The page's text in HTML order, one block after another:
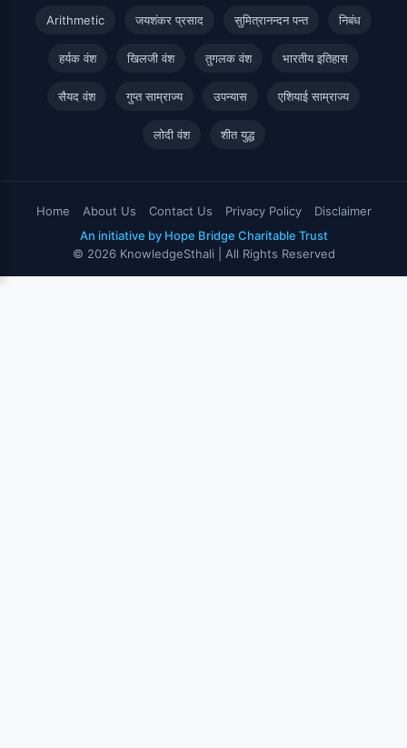
Arithmetic जयशंकर प्रसाद सुमित्रानन्दन पन्त निबंध
हर्यक वंश खिलजी वंश तुगलक वंश भारतीय इतिहास
सैयद वंश गुप्त साम्राज्य उपन्यास एशियाई साम्राज्य
लोदी वंश शीत युद्ध
Home About Us Contact Us Privacy Policy
Disclaimer
An initiative by Hope Bridge Charitable Trust
© 2026 KnowledgeSthali | All Rights Reserved